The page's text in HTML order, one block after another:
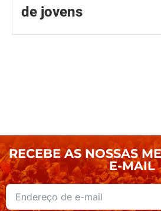
de jovens
RECEBE AS NOSSAS
E-MAIL